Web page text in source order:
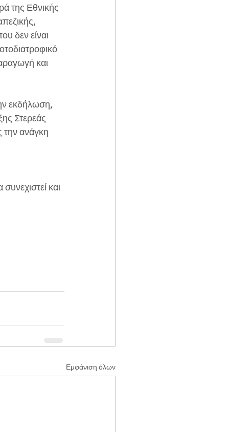
της Εθνικής
δεν είναι
και
εκδήλωση,
Στερεάς
την ανάγκη
και
Εμφάνιση όλων